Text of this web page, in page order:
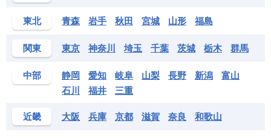
東北 青森 岩手 秋田 宮城 山形 福島
関東 東京 神奈川 埼玉 千葉 茨城 栃木 群馬
中部 静岡 愛知 岐阜 山梨 長野 新潟
富山
石川
福井 三重
近畿 大阪 兵庫 京都 滋賀 奈良 和歌山